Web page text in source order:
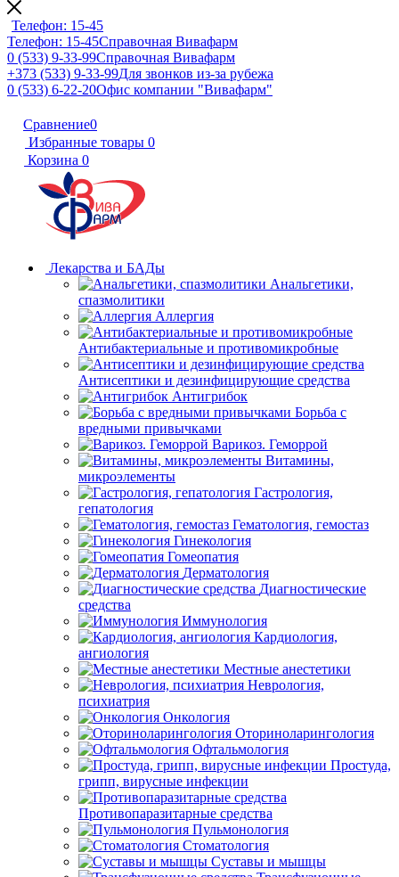
Телефон: 15-45
Телефон: 15-45Справочная Вивафарм
0 (533) 9-33-99Справочная Вивафарм
+373 (533) 9-33-99Для звонков из-за рубежа
0 (533) 6-22-20Офис компании "Вивафарм"
Сравнение0
Избранные товары 0
Корзина 0
Лекарства и БАДы
Анальгетики,
спазмолитики
Аллергия
Антибактериальные и противомикробные
Антисептики и дезинфицирующие средства
Антигрибок
Борьба с
вредными привычками
Варикоз. Геморрой
Витамины,
микроэлементы
Гастрология,
гепатология
Гематология, гемостаз
Гинекология
Гомеопатия
Дерматология
Диагностические
средства
Иммунология
Кардиология,
ангиология
Местные анестетики
Неврология,
психиатрия
Онкология
Оториноларингология
Офтальмология
Простуда,
грипп, вирусные инфекции
Противопаразитарные средства
Пульмонология
Стоматология
Суставы и мышцы